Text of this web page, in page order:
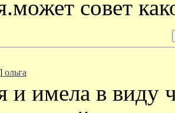
совет
ольга
и имела в виду